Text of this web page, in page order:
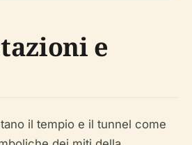
e
il tempio e il tunnel come